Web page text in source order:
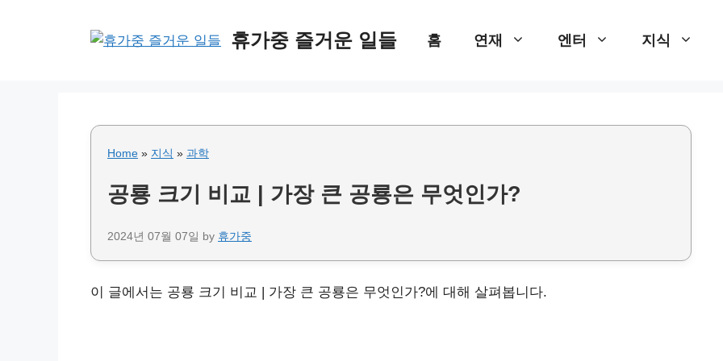
휴가중 즐거운 일들 홈 연재 엔터 지식
Home » 지식 » 과학
공룡 크기 비교 | 가장 큰 공룡은 무엇인가?
2024년 07월 07일 by 휴가중
이 글에서는 공룡 크기 비교 | 가장 큰 공룡은 무엇인가?에 대해 살펴봅니다.